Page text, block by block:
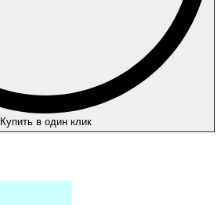
Купить в один клик